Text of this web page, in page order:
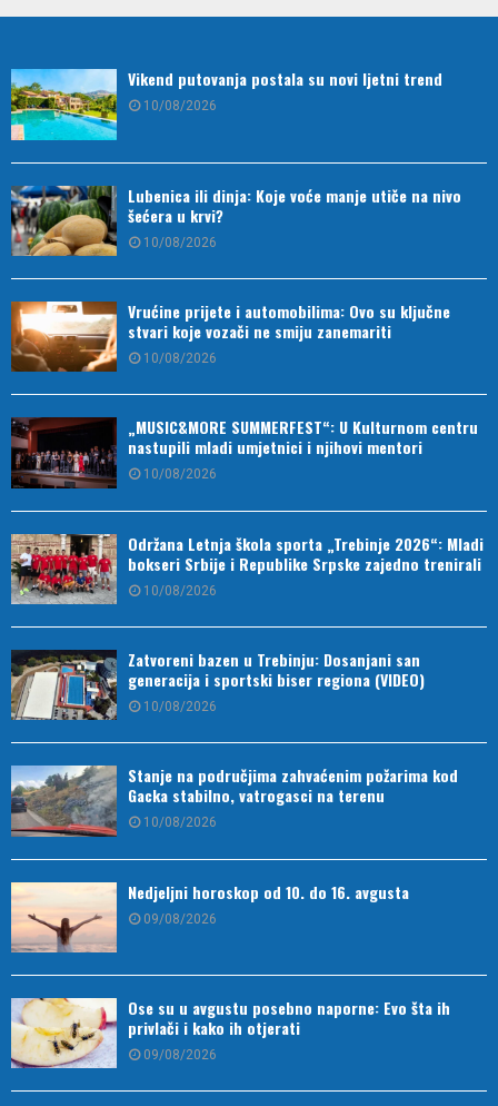
Vikend putovanja postala su novi ljetni trend
10/08/2026
Lubenica ili dinja: Koje voće manje utiče na nivo
šećera u krvi?
10/08/2026
Vrućine prijete i automobilima: Ovo su ključne
stvari koje vozači ne smiju zanemariti
10/08/2026
„MUSIC&MORE SUMMERFEST“: U Kulturnom centru
nastupili mladi umjetnici i njihovi mentori
10/08/2026
Održana Letnja škola sporta „Trebinje 2026“: Mladi
bokseri Srbije i Republike Srpske zajedno trenirali
10/08/2026
Zatvoreni bazen u Trebinju: Dosanjani san
generacija i sportski biser regiona (VIDEO)
10/08/2026
Stanje na područjima zahvaćenim požarima kod
Gacka stabilno, vatrogasci na terenu
10/08/2026
Nedjeljni horoskop od 10. do 16. avgusta
09/08/2026
Ose su u avgustu posebno naporne: Evo šta ih
privlači i kako ih otjerati
09/08/2026